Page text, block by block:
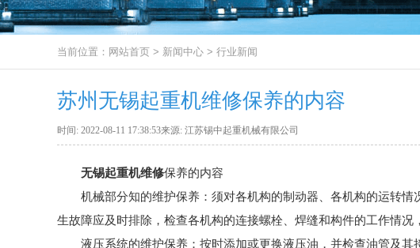
当前位置： 网站首页 > 新闻中心 > 行业新闻
苏州无锡起重机维修保养的内容
时间: 2022-08-11 17:38:53来源: 江苏锡中起重机械有限公司
无锡起重机维修保养的内容
机械部分知的维护保养：须对各机构的制动器、各机构的运转
生故障应及时排除，检查各机构的连接螺栓、焊缝和构件的工作情况
液压系统的维护保养：按时添加或更换液压油，并检查油管及其